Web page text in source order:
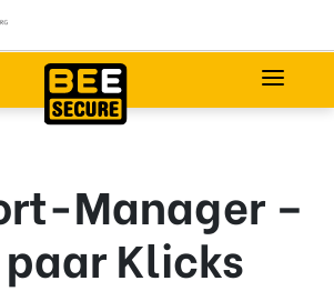
Manager –
Klicks